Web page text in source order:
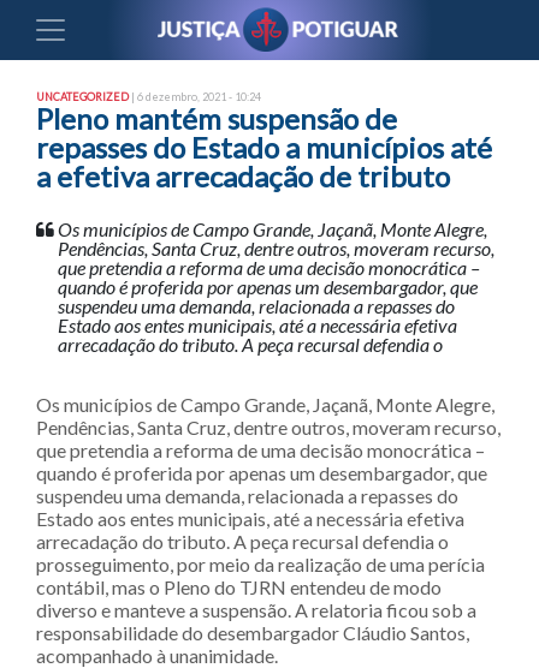
UNCATEGORIZED| 6 dezembro, 2021 - 10:24
Pleno mantém suspensão de
repasses do Estado a municípios até
a efetiva arrecadação de tributo
Os municípios de Campo Grande, Jaçanã, Monte Alegre,
Pendências, Santa Cruz, dentre outros, moveram recurso,
que pretendia a reforma de uma decisão monocrática –
quando é proferida por apenas um desembargador, que
suspendeu uma demanda, relacionada a repasses do
Estado aos entes municipais, até a necessária efetiva
arrecadação do tributo. A peça recursal defendia o
Os municípios de Campo Grande, Jaçanã, Monte Alegre,
Pendências, Santa Cruz, dentre outros, moveram recurso,
que pretendia a reforma de uma decisão monocrática –
quando é proferida por apenas um desembargador, que
suspendeu uma demanda, relacionada a repasses do
Estado aos entes municipais, até a necessária efetiva
arrecadação do tributo. A peça recursal defendia o
prosseguimento, por meio da realização de uma perícia
contábil, mas o Pleno do TJRN entendeu de modo
diverso e manteve a suspensão. A relatoria ficou sob a
responsabilidade do desembargador Cláudio Santos,
acompanhado à unanimidade.